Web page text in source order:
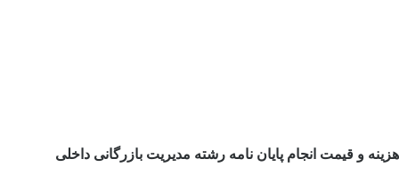
هزینه و قیمت انجام پایان نامه رشته مدیریت بازرگانی داخلی